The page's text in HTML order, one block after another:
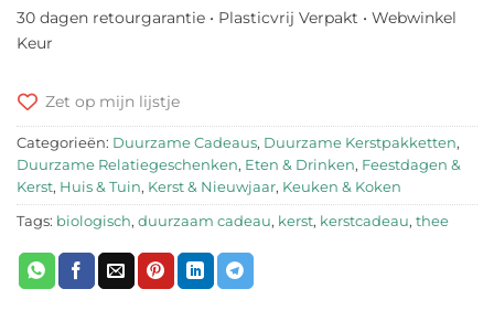
30 dagen retourgarantie • Plasticvrij Verpakt • Webwinkel
Keur
Zet op mijn lijstje
Categorieën: Duurzame Cadeaus, Duurzame Kerstpakketten,
Duurzame Relatiegeschenken, Eten & Drinken, Feestdagen &
Kerst, Huis & Tuin, Kerst & Nieuwjaar, Keuken & Koken
Tags: biologisch, duurzaam cadeau, kerst, kerstcadeau, thee